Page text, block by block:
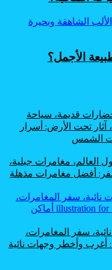
الأجمل؟
قديمة، سياحة
تحت الأرض: أسرار
الشمس
العالم، مغامرات جبلية،
أفضل مغامرات مذهلة
سفر المغامرات،
وأخطر وجهات نائية